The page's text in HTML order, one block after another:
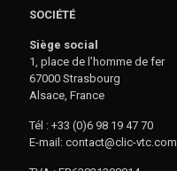
SOCIÉTÉ
Siège social
1, place de l’homme de fer
67000 Strasbourg
Alsace, France
Tél : +33 (0)6 98 19 47 70
E-mail: contact@clic-vtc.com